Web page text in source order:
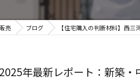
売 ブログ 【住宅購入の判断材料】西
年最新レポート：新築